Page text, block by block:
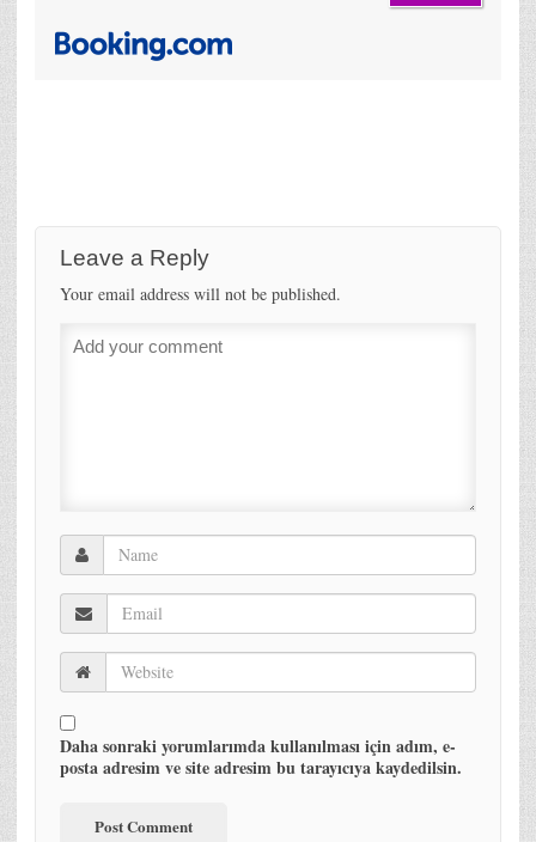
Leave a Reply
Your email address will not be published.
Daha sonraki yorumlarımda kullanılması için adım, e-
posta adresim ve site adresim bu tarayıcıya kaydedilsin.